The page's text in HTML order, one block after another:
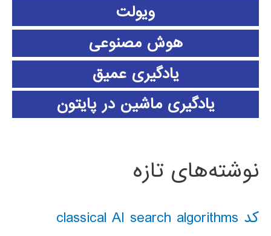
ویولت
هوش مصنوعی
یادگیری عمیق
یادگیری ماشین در پایتون
نوشته‌های تازه
کد classical AI search algorithms